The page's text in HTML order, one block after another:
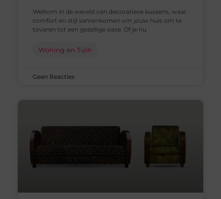
Welkom in de wereld van decoratieve kussens, waar
comfort en stijl samenkomen om jouw huis om te
toveren tot een gezellige oase. Of je nu
Woning en Tuin
Geen Reacties